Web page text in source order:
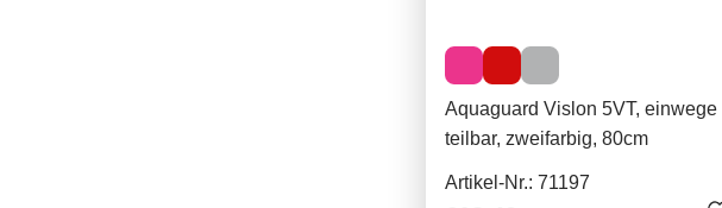
Aquaguard Vislon 5VT, einwege
teilbar, zweifarbig, 80cm
Artikel-Nr.: 71197